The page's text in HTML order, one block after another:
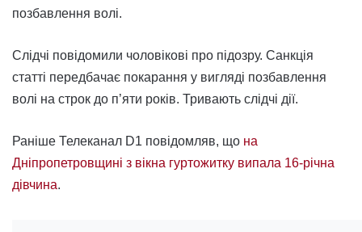
позбавлення волі.
Слідчі повідомили чоловікові про підозру. Санкція
статті передбачає покарання у вигляді позбавлення
волі на строк до п’яти років. Тривають слідчі дії.
Раніше Телеканал D1 повідомляв, що на
Дніпропетровщині з вікна гуртожитку випала 16-річна
дівчина.